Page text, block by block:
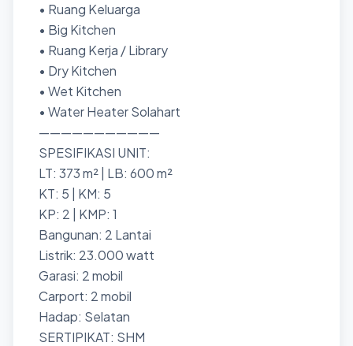
• Ruang Keluarga
• Big Kitchen
• Ruang Kerja / Library
• Dry Kitchen
• Wet Kitchen
• Water Heater Solahart
———————————
SPESIFIKASI UNIT:
LT: 373 m² | LB: 600 m²
KT: 5 | KM: 5
KP: 2 | KMP: 1
Bangunan: 2 Lantai
Listrik: 23.000 watt
Garasi: 2 mobil
Carport: 2 mobil
Hadap: Selatan
SERTIPIKAT: SHM